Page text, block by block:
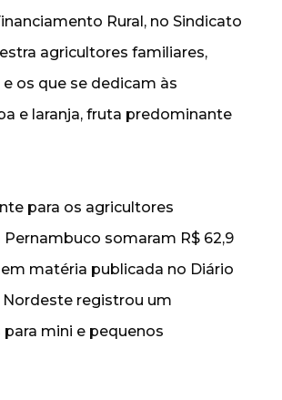
Rural, no Sindicato
agricultores familiares,
os que se dedicam às
e laranja, fruta predominante
para os agricultores
somaram R$ 62,9
matéria publicada no Diário
registrou um
mini e pequenos